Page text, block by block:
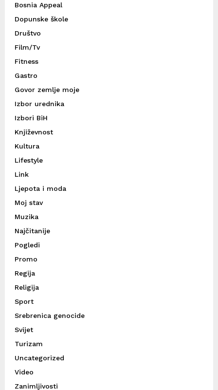
Bosnia Appeal
Dopunske škole
Društvo
Film/Tv
Fitness
Gastro
Govor zemlje moje
Izbor urednika
Izbori BiH
Književnost
Kultura
Lifestyle
Link
Ljepota i moda
Moj stav
Muzika
Najčitanije
Pogledi
Promo
Regija
Religija
Sport
Srebrenica genocide
Svijet
Turizam
Uncategorized
Video
Zanimljivosti